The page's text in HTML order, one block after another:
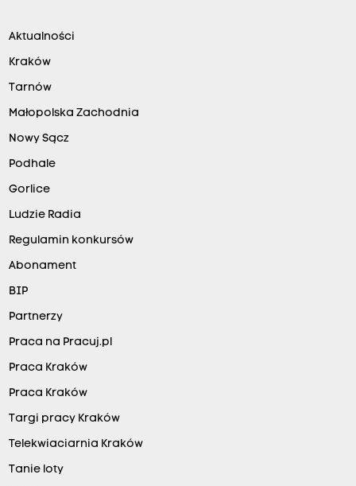
Aktualności
Kraków
Tarnów
Małopolska Zachodnia
Nowy Sącz
Podhale
Gorlice
Ludzie Radia
Regulamin konkursów
Abonament
BIP
Partnerzy
Praca na Pracuj.pl
Praca Kraków
Praca Kraków
Targi pracy Kraków
Telekwiaciarnia Kraków
Tanie loty